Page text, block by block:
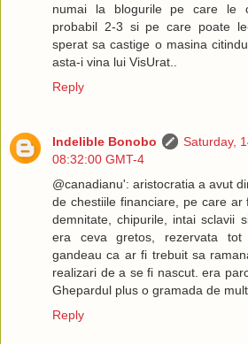
numai la blogurile pe care le
probabil 2-3 si pe care poate
sperat sa castige o masina
asta-i vina lui VisUrat..
Reply
Indelible Bonobo
Saturday,
08:32:00 GMT-4
@canadianu': aristocratia a avut
de chestiile financiare, pe care
demnitate, chipurile, intai sclavii
era ceva gretos, rezervata
gandeau ca ar fi trebuit sa
realizari de a se fi nascut. era
Ghepardul plus o gramada de
Reply